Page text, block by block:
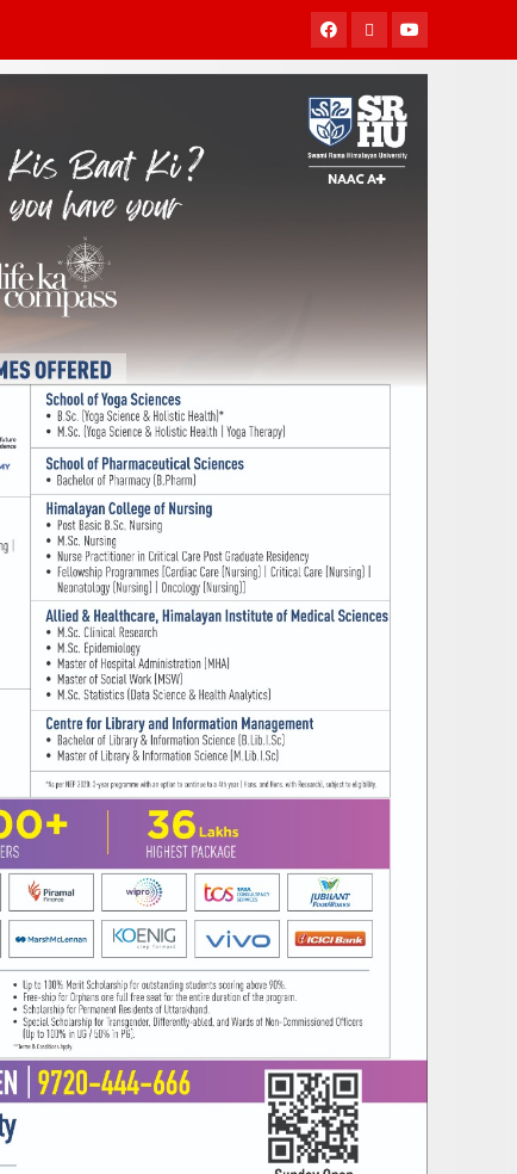
Facebook
TwitterYoutube